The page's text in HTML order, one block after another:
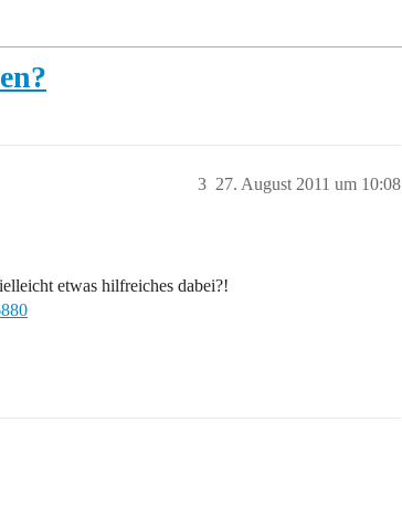
27. August 2011 um 10:08
3
etwas hilfreiches dabei?!